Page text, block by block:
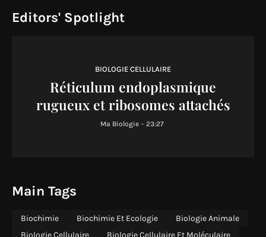
Editors' Spotlight
BIOLOGIE CELLULAIRE
Réticulum endoplasmique
rugueux et ribosomes attachés
Ma Biologie - 23:27
Main Tags
Biochimie Biochimie Et Ecologie
Biologie Animale
Biologie Cellulaire
Biologie Cellulaire Et Moléculaire